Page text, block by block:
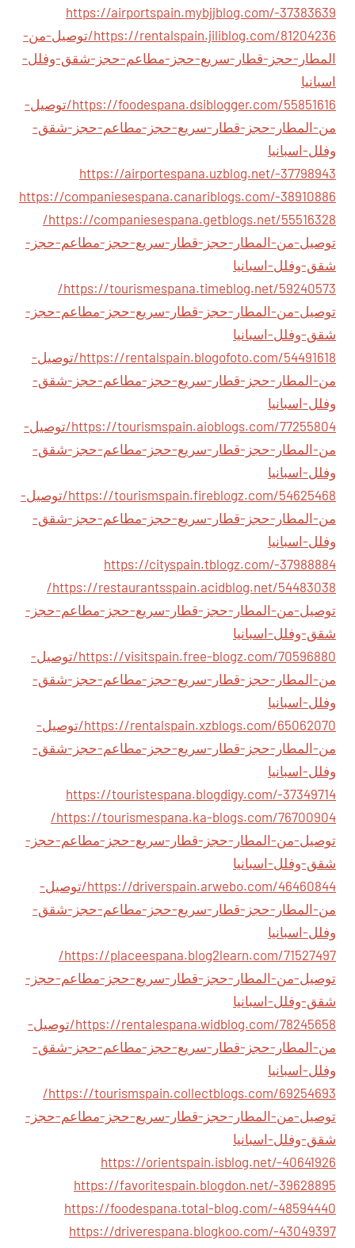
https://airportspain.mybjjblog.com/-37383639
https://rentalspain.jiliblog.com/81204236/توصيل-من-
المطار-حجز-قطار-سريع-حجز-مطاعم-حجز-شقق-وفلل-
اسبانيا
https://foodespana.dsiblogger.com/55851616/توصيل-
من-المطار-حجز-قطار-سريع-حجز-مطاعم-حجز-شقق-
وفلل-اسبانيا
https://airportespana.uzblog.net/-37798943
https://companiesespana.canariblogs.com/-38910886
https://companiesespana.getblogs.net/55516328/
توصيل-من-المطار-حجز-قطار-سريع-حجز-مطاعم-حجز-
شقق-وفلل-اسبانيا
https://tourismespana.timeblog.net/59240573/
توصيل-من-المطار-حجز-قطار-سريع-حجز-مطاعم-حجز-
شقق-وفلل-اسبانيا
https://rentalspain.blogofoto.com/54491618/توصيل-
من-المطار-حجز-قطار-سريع-حجز-مطاعم-حجز-شقق-
وفلل-اسبانيا
https://tourismspain.aioblogs.com/77255804/توصيل-
من-المطار-حجز-قطار-سريع-حجز-مطاعم-حجز-شقق-
وفلل-اسبانيا
https://tourismspain.fireblogz.com/54625468/توصيل-
من-المطار-حجز-قطار-سريع-حجز-مطاعم-حجز-شقق-
وفلل-اسبانيا
https://cityspain.tblogz.com/-37988884
https://restaurantsspain.acidblog.net/54483038/
توصيل-من-المطار-حجز-قطار-سريع-حجز-مطاعم-حجز-
شقق-وفلل-اسبانيا
https://visitspain.free-blogz.com/70596880/توصيل-
من-المطار-حجز-قطار-سريع-حجز-مطاعم-حجز-شقق-
وفلل-اسبانيا
https://rentalspain.xzblogs.com/65062070/توصيل-
من-المطار-حجز-قطار-سريع-حجز-مطاعم-حجز-شقق-
وفلل-اسبانيا
https://touristespana.blogdigy.com/-37349714
https://tourismespana.ka-blogs.com/76700904/
توصيل-من-المطار-حجز-قطار-سريع-حجز-مطاعم-حجز-
شقق-وفلل-اسبانيا
https://driverspain.arwebo.com/46460844/توصيل-
من-المطار-حجز-قطار-سريع-حجز-مطاعم-حجز-شقق-
وفلل-اسبانيا
https://placeespana.blog2learn.com/71527497/
توصيل-من-المطار-حجز-قطار-سريع-حجز-مطاعم-حجز-
شقق-وفلل-اسبانيا
https://rentalespana.widblog.com/78245658/توصيل-
من-المطار-حجز-قطار-سريع-حجز-مطاعم-حجز-شقق-
وفلل-اسبانيا
https://tourismspain.collectblogs.com/69254693/
توصيل-من-المطار-حجز-قطار-سريع-حجز-مطاعم-حجز-
شقق-وفلل-اسبانيا
https://orientspain.isblog.net/-40641926
https://favoritespain.blogdon.net/-39628895
https://foodespana.total-blog.com/-48594440
https://driverespana.blogkoo.com/-43049397